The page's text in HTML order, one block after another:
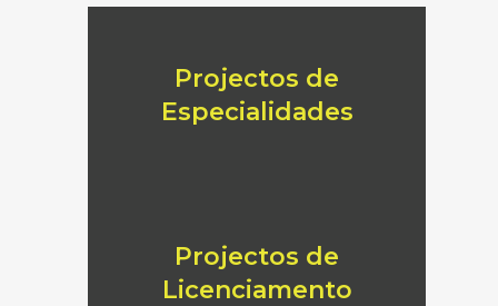
Projectos de
Especialidades
Projectos de
Licenciamento